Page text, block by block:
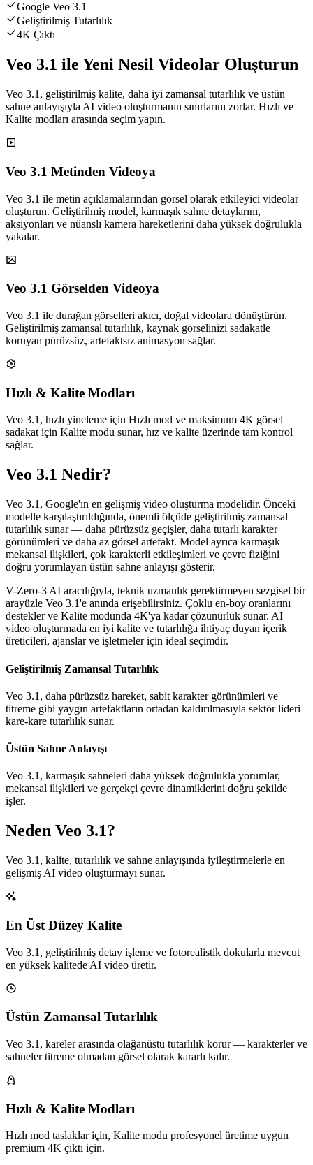
Google Veo 3.1
Geliştirilmiş Tutarlılık
4K Çıktı
Veo 3.1 ile Yeni Nesil Videolar Oluşturun
Veo 3.1, geliştirilmiş kalite, daha iyi zamansal tutarlılık ve üstün
sahne anlayışıyla AI video oluşturmanın sınırlarını zorlar. Hızlı ve
Kalite modları arasında seçim yapın.
Veo 3.1 Metinden Videoya
Veo 3.1 ile metin açıklamalarından görsel olarak etkileyici videolar
oluşturun. Geliştirilmiş model, karmaşık sahne detaylarını,
aksiyonları ve nüanslı kamera hareketlerini daha yüksek doğrulukla
yakalar.
Veo 3.1 Görselden Videoya
Veo 3.1 ile durağan görselleri akıcı, doğal videolara dönüştürün.
Geliştirilmiş zamansal tutarlılık, kaynak görselinizi sadakatle
koruyan pürüzsüz, artefaktsız animasyon sağlar.
Hızlı & Kalite Modları
Veo 3.1, hızlı yineleme için Hızlı mod ve maksimum 4K görsel
sadakat için Kalite modu sunar, hız ve kalite üzerinde tam kontrol
sağlar.
Veo 3.1 Nedir?
Veo 3.1, Google'ın en gelişmiş video oluşturma modelidir. Önceki
modelle karşılaştırıldığında, önemli ölçüde geliştirilmiş zamansal
tutarlılık sunar — daha pürüzsüz geçişler, daha tutarlı karakter
görünümleri ve daha az görsel artefakt. Model ayrıca karmaşık
mekansal ilişkileri, çok karakterli etkileşimleri ve çevre fiziğini
doğru yorumlayan üstün sahne anlayışı gösterir.
V-Zero-3 AI aracılığıyla, teknik uzmanlık gerektirmeyen sezgisel bir
arayüzle Veo 3.1'e anında erişebilirsiniz. Çoklu en-boy oranlarını
destekler ve Kalite modunda 4K'ya kadar çözünürlük sunar. AI
video oluşturmada en iyi kalite ve tutarlılığa ihtiyaç duyan içerik
üreticileri, ajanslar ve işletmeler için ideal seçimdir.
Geliştirilmiş Zamansal Tutarlılık
Veo 3.1, daha pürüzsüz hareket, sabit karakter görünümleri ve
titreme gibi yaygın artefaktların ortadan kaldırılmasıyla sektör lideri
kare-kare tutarlılık sunar.
Üstün Sahne Anlayışı
Veo 3.1, karmaşık sahneleri daha yüksek doğrulukla yorumlar,
mekansal ilişkileri ve gerçekçi çevre dinamiklerini doğru şekilde
işler.
Neden Veo 3.1?
Veo 3.1, kalite, tutarlılık ve sahne anlayışında iyileştirmelerle en
gelişmiş AI video oluşturmayı sunar.
En Üst Düzey Kalite
Veo 3.1, geliştirilmiş detay işleme ve fotorealistik dokularla mevcut
en yüksek kalitede AI video üretir.
Üstün Zamansal Tutarlılık
Veo 3.1, kareler arasında olağanüstü tutarlılık korur — karakterler ve
sahneler titreme olmadan görsel olarak kararlı kalır.
Hızlı & Kalite Modları
Hızlı mod taslaklar için, Kalite modu profesyonel üretime uygun
premium 4K çıktı için.